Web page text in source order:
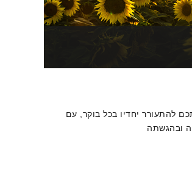
להתעורר יחדיו בכל בוקר, עם
ובהגשתה